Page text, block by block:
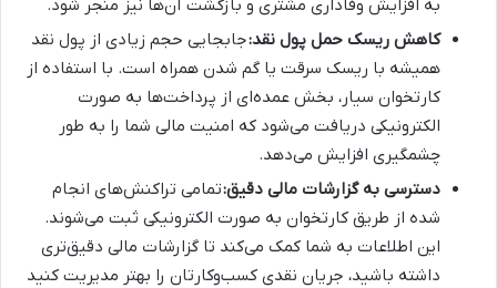
به افزایش وفاداری مشتری و بازگشت آن‌ها نیز منجر شود.
کاهش ریسک حمل پول نقد:جابجایی حجم زیادی از پول نقد
همیشه با ریسک سرقت یا گم شدن همراه است. با استفاده از
کارتخوان سیار، بخش عمده‌ای از پرداخت‌ها به صورت
الکترونیکی دریافت می‌شود که امنیت مالی شما را به طور
چشمگیری افزایش می‌دهد.
دسترسی به گزارشات مالی دقیق:تمامی تراکنش‌های انجام
شده از طریق کارتخوان به صورت الکترونیکی ثبت می‌شوند.
این اطلاعات به شما کمک می‌کند تا گزارشات مالی دقیق‌تری
داشته باشید، جریان نقدی کسب‌وکارتان را بهتر مدیریت کنید